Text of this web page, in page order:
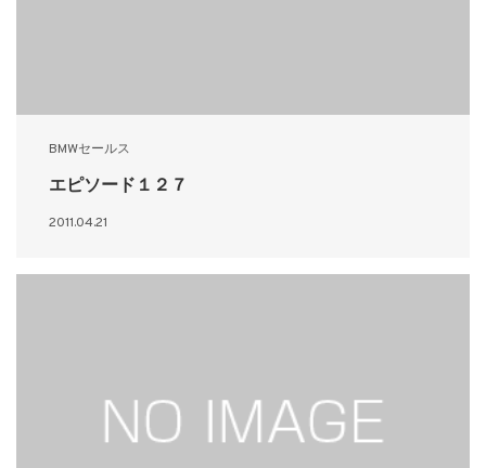
BMWセールス
エピソード１２７
2011.04.21